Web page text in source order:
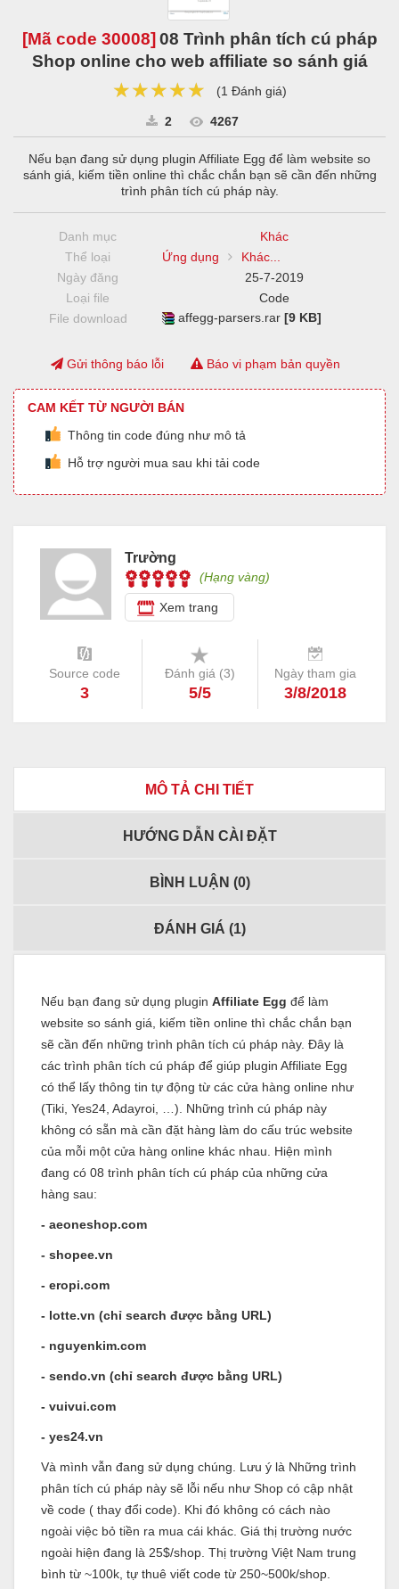
[Mã code 30008] 08 Trình phân tích cú pháp
Shop online cho web affiliate so sánh giá
★★★★★
★★★★★
★★★★★ (1 Đánh giá)
2 4267
Nếu bạn đang sử dụng plugin Affiliate Egg để làm website so
sánh giá, kiếm tiền online thì chắc chắn bạn sẽ cần đến những
trình phân tích cú pháp này.
Danh mục
Khác
Thể loại
Ứng dụng
Khác...
Ngày đăng
25-7-2019
Loại file
Code
File download
affegg-parsers.rar[9 KB]
Gửi thông báo lỗi Báo vi phạm bản quyền
CAM KẾT TỪ NGƯỜI BÁN
Thông tin code đúng như mô tả
Hỗ trợ người mua sau khi tải code
Trường
(Hạng vàng)
Xem trang
Source code
3
Đánh giá (3)
5/5
Ngày tham gia
3/8/2018
MÔ TẢ CHI TIẾT
HƯỚNG DẪN CÀI ĐẶT
BÌNH LUẬN (0)
ĐÁNH GIÁ (1)
Nếu bạn đang sử dụng plugin Affiliate Egg để làm
website so sánh giá, kiếm tiền online thì chắc chắn bạn
sẽ cần đến những trình phân tích cú pháp này. Đây là
các trình phân tích cú pháp để giúp plugin Affiliate Egg
có thể lấy thông tin tự động từ các cửa hàng online như
(Tiki, Yes24, Adayroi, …). Những trình cú pháp này
không có sẵn mà cần đặt hàng làm do cấu trúc website
của mỗi một cửa hàng online khác nhau. Hiện mình
đang có 08 trình phân tích cú pháp của những cửa
hàng sau:
- aeoneshop.com
- shopee.vn
- eropi.com
- lotte.vn (chỉ search được bằng URL)
- nguyenkim.com
- sendo.vn (chỉ search được bằng URL)
- vuivui.com
- yes24.vn
Và mình vẫn đang sử dụng chúng. Lưu ý là Những trình
phân tích cú pháp này sẽ lỗi nếu như Shop có cập nhật
về code ( thay đổi code). Khi đó không có cách nào
ngoài việc bỏ tiền ra mua cái khác. Giá thị trường nước
ngoài hiện đang là 25$/shop. Thị trường Việt Nam trung
bình từ ~100k, tự thuê viết code từ 250~500k/shop.